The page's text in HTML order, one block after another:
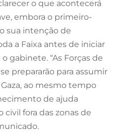
o que acontecerá
embora o primeiro-
sua intenção de
a Faixa antes de iniciar
gabinete. “As Forças de
prepararão para assumir
ao mesmo tempo
de ajuda
fora das zonas de